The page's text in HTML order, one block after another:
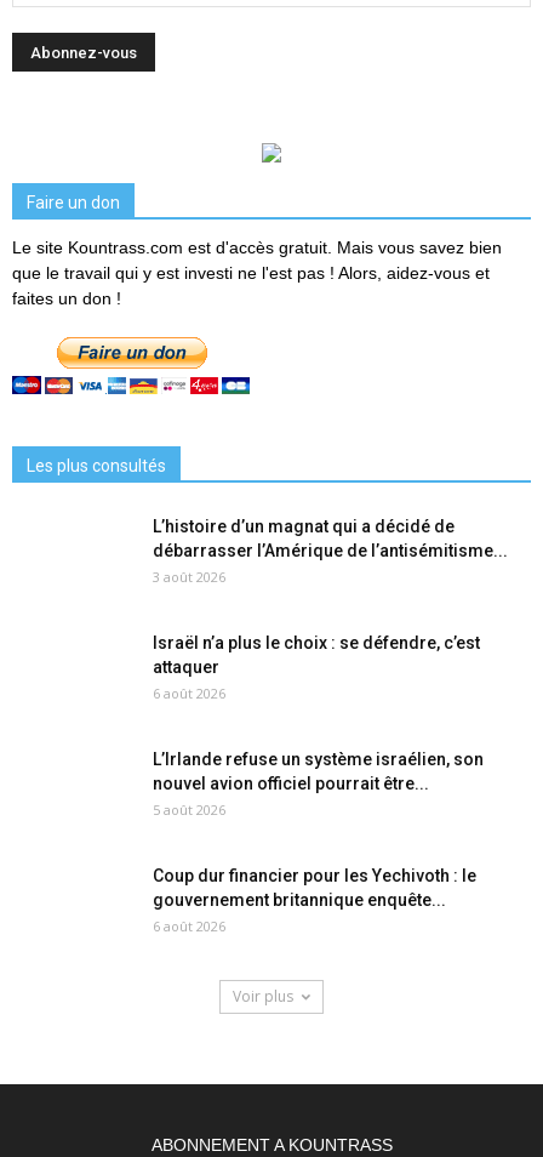
Faire un don
Le site Kountrass.com est d'accès gratuit. Mais vous savez bien
que le travail qui y est investi ne l'est pas ! Alors, aidez-vous et
faites un don !
Les plus consultés
L’histoire d’un magnat qui a décidé de
débarrasser l’Amérique de l’antisémitisme...
3 août 2026
Israël n’a plus le choix : se défendre, c’est
attaquer
6 août 2026
L’Irlande refuse un système israélien, son
nouvel avion officiel pourrait être...
5 août 2026
Coup dur financier pour les Yechivoth : le
gouvernement britannique enquête...
6 août 2026
Voir plus
ABONNEMENT A KOUNTRASS